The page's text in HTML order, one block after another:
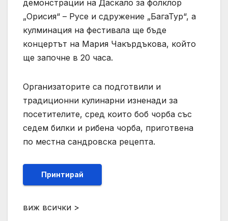
демонстрации на Даскало за фолклор
„Орисия“ – Русе и сдружение „БагаТур“, а
кулминация на фестивала ще бъде
концертът на Мария Чакърдъкова, който
ще започне в 20 часа.
Организаторите са подготвили и
традиционни кулинарни изненади за
посетителите, сред които боб чорба със
седем билки и рибена чорба, приготвена
по местна сандровска рецепта.
Принтирай
виж всички >